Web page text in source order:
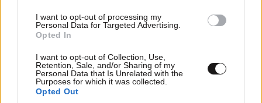
I want to opt-out of processing my
Personal Data for Targeted Advertising.
Opted In
I want to opt-out of Collection, Use,
Retention, Sale, and/or Sharing of my
Personal Data that Is Unrelated with the
Purposes for which it was collected.
Opted Out